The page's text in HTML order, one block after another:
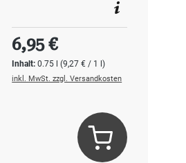
Inhalt:0.75 l(9,27 € / 1 l)
Regulärer Preis:
6,95 €
inkl. MwSt. zzgl. Versandkosten